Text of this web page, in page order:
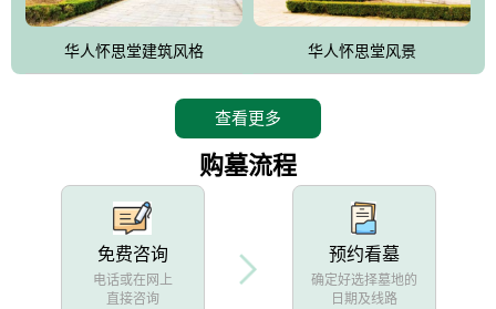
华人怀思堂建筑风格 华人怀思堂风景
查看更多
购墓流程
免费咨询
电话或在网上
直接咨询
预约看墓
确定好选择墓地的
日期及线路